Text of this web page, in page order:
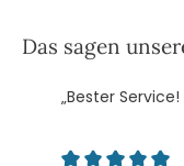
Das sagen
„Bester Service!